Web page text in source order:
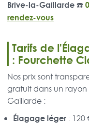
Brive-la-Gaillarde ☎️
rendez-vous
Tarifs de
: Fourchette
Nos prix sont
gratuit dans un rayon
Gaillarde :
Élagage léger : 120